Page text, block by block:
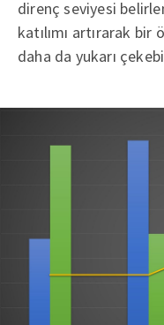
direnç seviyesi
katılımı artırarak
daha da yukarı